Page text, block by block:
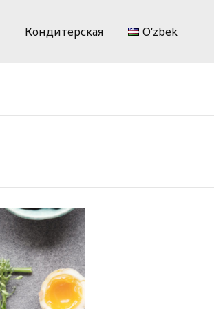
Кондитерская Oʻzbek